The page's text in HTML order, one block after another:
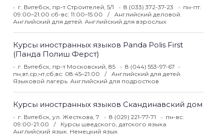
г. Витебск, пр-т Строителей, 5/1 8 (033) 372-37-23
пн-пт:
09:00–21:00 сб-вс: 11:00–15:00
Английский деловой.
Английский для детей. Английский для взрослых
Курсы иностранных языков Panda Polis First
(Панда Полиш Ферст)
г. Витебск, пр-т Московский, 85
8 (044) 553-97-67
пн,вт,ср,чт,сб,вс: 08:45–21:00
Английский для детей.
Языковой лагерь. Английский для подростков
Курсы иностранных языков Скандинавский дом
г. Витебск, ул. Жесткова, 7 8 (029) 221-77-71
пн-вс:
09:00-21:00
Курсы шведского, датского языка.
Английский язык. Немецкий язык